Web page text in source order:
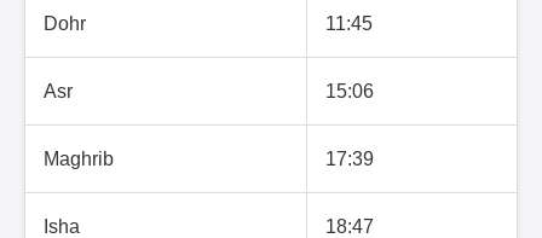
Dohr 11:45
Asr 15:06
Maghrib 17:39
Isha 18:47